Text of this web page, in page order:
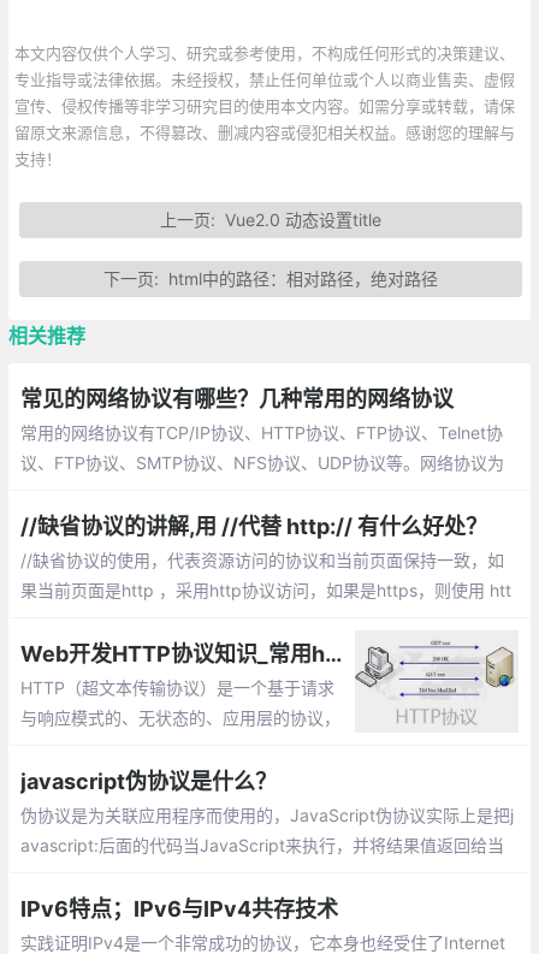
本文内容仅供个人学习、研究或参考使用，不构成任何形式的决策建议、
专业指导或法律依据。未经授权，禁止任何单位或个人以商业售卖、虚假
宣传、侵权传播等非学习研究目的使用本文内容。如需分享或转载，请保
留原文来源信息，不得篡改、删减内容或侵犯相关权益。感谢您的理解与
支持！
上一页: Vue2.0 动态设置title
下一页: html中的路径：相对路径，绝对路径
相关推荐
常见的网络协议有哪些？几种常用的网络协议
常用的网络协议有TCP/IP协议、HTTP协议、FTP协议、Telnet协
议、FTP协议、SMTP协议、NFS协议、UDP协议等。网络协议为
//缺省协议的讲解,用 //代替 http:// 有什么好处？
//缺省协议的使用，代表资源访问的协议和当前页面保持一致，如
果当前页面是http ，采用http协议访问，如果是https，则使用 htt
码,现在很多CDN资源都是这样引用。一般使用在内链中，外链的协
议头具有不确定性的原因。
Web开发HTTP协议知识_常用http方法、http状态码等（前端开发和面试必备)）
HTTP（超文本传输协议）是一个基于请求
与响应模式的、无状态的、应用层的协议，
出一种持续连接的机制，绝大多数的Web开
发，都是构建在HTTP协议之上的Web应
用。
javascript伪协议是什么？
伪协议是为关联应用程序而使用的，JavaScript伪协议实际上是把j
avascript:后面的代码当JavaScript来执行，并将结果值返回给当
IPv6特点；IPv6与IPv4共存技术
实践证明IPv4是一个非常成功的协议，它本身也经受住了Internet